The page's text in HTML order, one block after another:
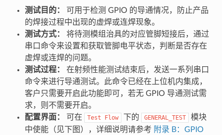
测试目的：
可用于检测 GPIO 的导通情况，防止产品
的焊接过程中出现的虚焊或连焊现象。
测试方式：
将待测模组治具的对应管脚短接后，通过
串口命令来设置和获取管脚电平状态，判断是否存在
虚焊或连焊的问题。
测试过程：
在射频性能测试结束后，发送一系列串口
命令来进行导通测试。此命令已经在上位机内集成，
客户只需要开启此功能即可，若无 GPIO 导通测试需
求，则不需要开启。
配置界面：
可在 Test Flow 下的 GENERAL_TEST
模块
中使能（见下图），详细说明请参考 附录 B：GPIO